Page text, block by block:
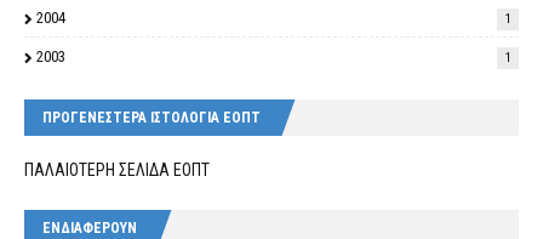
2004 1
2003 1
ΠΡΟΓΕΝΕΣΤΕΡΑ ΙΣΤΟΛΟΓΙΑ ΕΟΠΤ
ΠΑΛΑΙΟΤΕΡΗ ΣΕΛΙΔΑ ΕΟΠΤ
ΕΝΔΙΑΦΕΡΟΥΝ